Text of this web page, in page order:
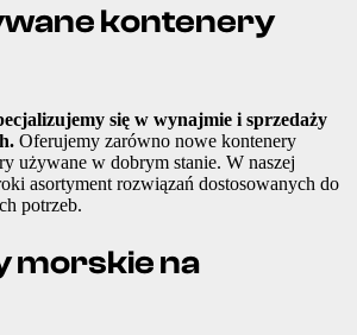
kontenery
się w wynajmie i sprzedaży
Oferujemy zarówno nowe kontenery
używane w dobrym stanie. W naszej
asortyment rozwiązań dostosowanych do
potrzeb.
morskie na